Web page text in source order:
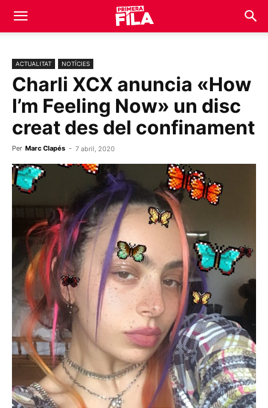
ACTUALITAT NOTÍCIES
Charli XCX anuncia «How
I’m Feeling Now» un disc
creat des del confinament
Per Marc Clapés - 7 abril, 2020